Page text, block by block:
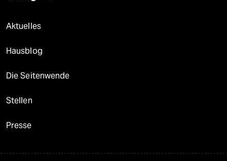
Aktuelles
Hausblog
Die Seitenwende
Stellen
Presse